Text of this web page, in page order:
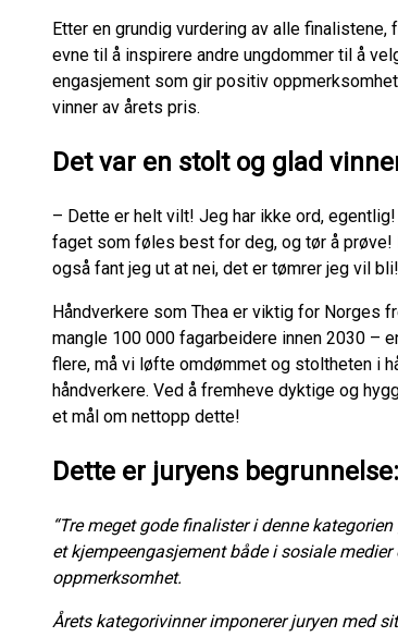
Etter en grundig vurdering av alle
evne til å inspirere andre ungdommer til å
engasjement som gir positiv
vinner av årets pris.
Det var en stolt og glad
– Dette er helt vilt! Jeg har ikke ord,
faget som føles best for deg, og tør å
også fant jeg ut at nei, det er tømrer jeg vil bli!
Håndverkere som Thea er viktig for Norges
mangle 100 000 fagarbeidere innen 2030 –
flere, må vi løfte omdømmet og stoltheten i
håndverkere. Ved å fremheve dyktige og
et mål om nettopp dette!
Dette er juryens begrunnelse:
“Tre meget gode finalister i denne
et kjempeengasjement både i sosiale
oppmerksomhet.
Årets kategorivinner imponerer juryen med